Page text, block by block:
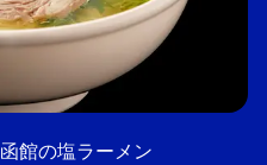
館の塩ラーメン